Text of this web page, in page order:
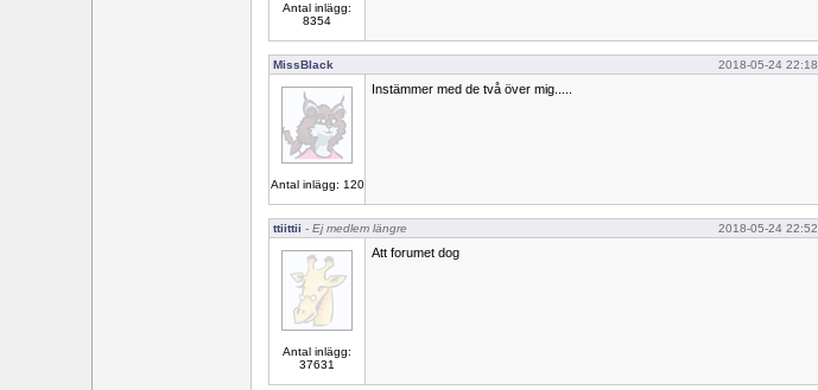
Antal inlägg:
8354
MissBlack 2018-05-24 22:18
Antal inlägg: 120
Instämmer med de två över mig.....
ttiittii - Ej medlem längre 2018-05-24 22:52
Antal inlägg:
37631
Att forumet dog